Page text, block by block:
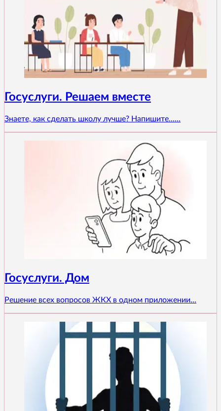
Госуслуги. Решаем вместе
Знаете, как сделать школу лучше? Напишите......
Госуслуги. Дом
Решение всех вопросов ЖКХ в одном приложении...